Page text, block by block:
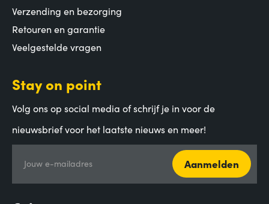
Verzending en bezorging
Retouren en garantie
Veelgestelde vragen
Stay on point
Volg ons op social media of schrijf je in voor de
nieuwsbrief voor het laatste nieuws en meer!
Jouw e-mailadres Aanmelden